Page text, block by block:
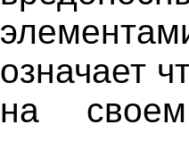
означает
на